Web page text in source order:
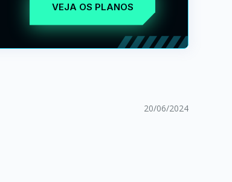
VEJA OS PLANOS
20/06/2024